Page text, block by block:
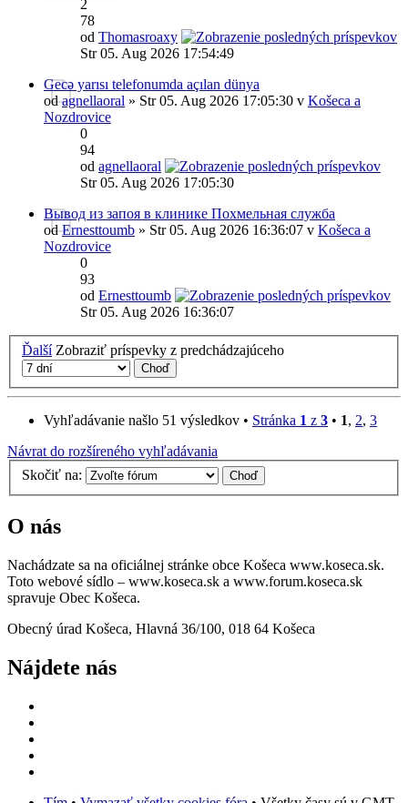
2
78
od Thomasroaxy
Str 05. Aug 2026 17:54:49
Gecə yarısı telefonumda açılan dünya
odagnellaoral » Str 05. Aug 2026 17:05:30 v Košeca a
Nozdrovice
0
94
od agnellaoral
Str 05. Aug 2026 17:05:30
Вывод из запоя в клинике Похмельная служба
odErnesttoumb » Str 05. Aug 2026 16:36:07 v Košeca a
Nozdrovice
0
93
od Ernesttoumb
Str 05. Aug 2026 16:36:07
Ďalší Zobraziť príspevky z predchádzajúceho
Vyhľadávanie našlo 51 výsledkov • Stránka 1 z 3 • 1, 2, 3
Návrat do rozšíreného vyhľadávania
Skočiť na:
O nás
Nachádzate sa na oficiálnej stránke obce Košeca www.koseca.sk.
Toto webové sídlo – www.koseca.sk a www.forum.koseca.sk
spravuje Obec Košeca.
Obecný úrad Košeca, Hlavná 36/100, 018 64 Košeca
Nájdete nás